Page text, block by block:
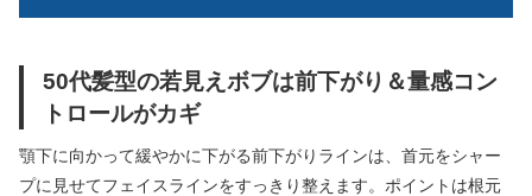
50代髪型の若見えボブは前下がり＆量感コン
トロールがカギ
顎下に向かって緩やかに下がる前下がりラインは、首元をシャー
プに見せてフェイスラインをすっきり整えます。ポイントは根元